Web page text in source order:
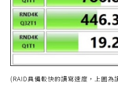
(RAID具備較快的讀寫速度，上圖為